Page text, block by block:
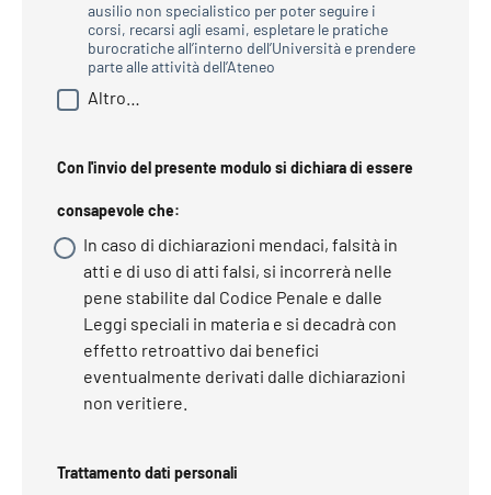
ausilio non specialistico per poter seguire i
corsi, recarsi agli esami, espletare le pratiche
burocratiche all’interno dell’Università e prendere
parte alle attività dell’Ateneo
Altro…
Con l'invio del presente modulo si dichiara di essere
consapevole che:
In caso di dichiarazioni mendaci, falsità in
atti e di uso di atti falsi, si incorrerà nelle
pene stabilite dal Codice Penale e dalle
Leggi speciali in materia e si decadrà con
effetto retroattivo dai benefici
eventualmente derivati dalle dichiarazioni
non veritiere.
Trattamento dati personali